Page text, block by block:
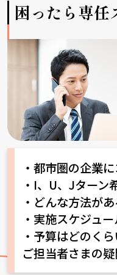
困ったら専任
・都市圏の企業
・I、U、Jターン
・どんな方法が
・実施スケジュ
・予算はどのく
ご担当者さまの